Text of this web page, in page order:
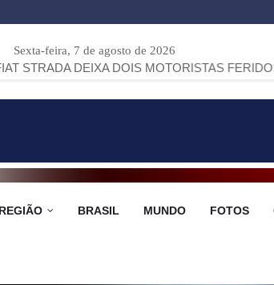
Sexta-feira, 7 de agosto de 2026
DOIS MOTORISTAS FERIDOS NA PR-151,
REGIÃO BRASIL MUNDO FOTOS